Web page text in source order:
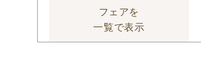
フェアを
一覧で表示